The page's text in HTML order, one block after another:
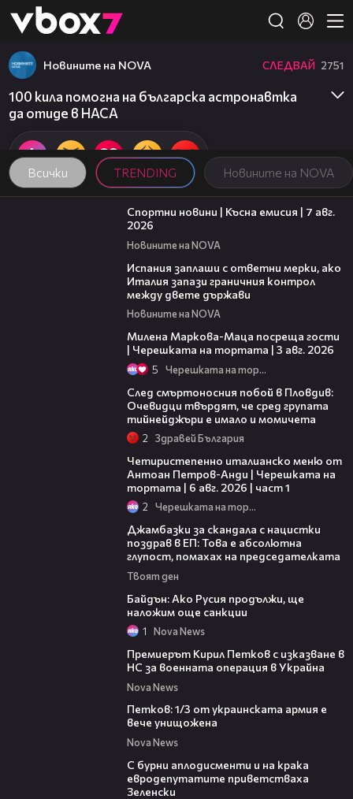
👾
Всички TRENDING Новините на NOVA
Новините на NOVA СЛЕДВАЙ 2751
100 кила помогна на българска астронавтка
да отиде в НАСА
03:46
Спортни новини | Късна емисия | 7 авг.
2026
Новините на NOVA
Испания заплаши с ответни мерки, ако
Италия запази граничния контрол
между двете държави
Новините на NOVA
Милена Маркова-Маца посреща гости
| Черешката на тортата | 3 авг. 2026
5 Черешката на тортата
След смъртоносния побой в Пловдив:
Очевидци твърдят, че сред групата
тийнейджъри е имало и момичета
2 Здравей България
Четиристепенно италианско меню от
Антоан Петров-Анди | Черешката на
тортата | 6 авг. 2026 | част 1
2 Черешката на тортата
Джамбазки за скандала с нацистки
поздрав в ЕП: Това е абсолютна
глупост, помахах на председателката
Твоят ден
Байдън: Ако Русия продължи, ще
наложим още санкции
1 Nova News
Премиерът Кирил Петков с изказване в
НС за военната операция в Украйна
Nova News
Петков: 1/3 от украинската армия е
вече унищожена
Nova News
С бурни аплодисменти и на крака
евродепутатите приветстваха
Зеленски